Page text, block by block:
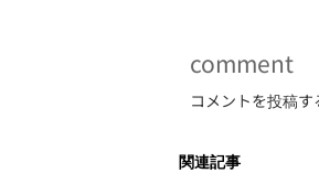
comment
コメントを投稿す
関連記事